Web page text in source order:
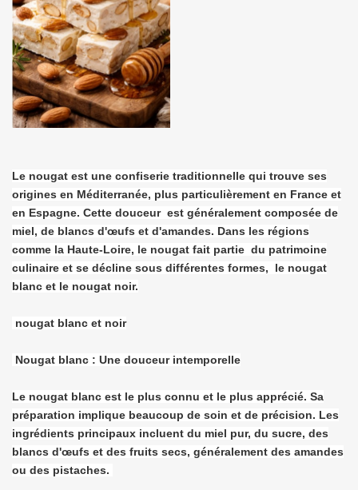
Le nougat est une confiserie traditionnelle qui trouve ses
origines en Méditerranée, plus particulièrement en France et
en Espagne. Cette douceur est généralement composée de
miel, de blancs d'œufs et d'amandes. Dans les régions
comme la Haute-Loire, le nougat fait partie du patrimoine
culinaire et se décline sous différentes formes, le nougat
blanc et le nougat noir.
nougat blanc et noir
Nougat blanc : Une douceur intemporelle
Le nougat blanc est le plus connu et le plus apprécié. Sa
préparation implique beaucoup de soin et de précision. Les
ingrédients principaux incluent du miel pur, du sucre, des
blancs d'œufs et des fruits secs, généralement des amandes
ou des pistaches.